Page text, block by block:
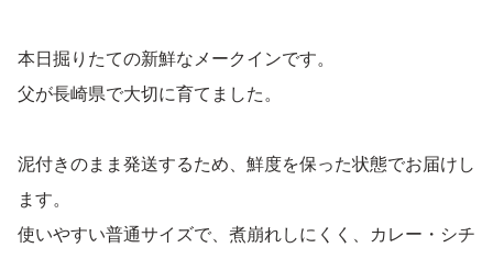
本日掘りたての新鮮なメークインです。
父が長崎県で大切に育てました。
泥付きのまま発送するため、鮮度を保った状態でお届けし
ます。
使いやすい普通サイズで、煮崩れしにくく、カレー・シチ